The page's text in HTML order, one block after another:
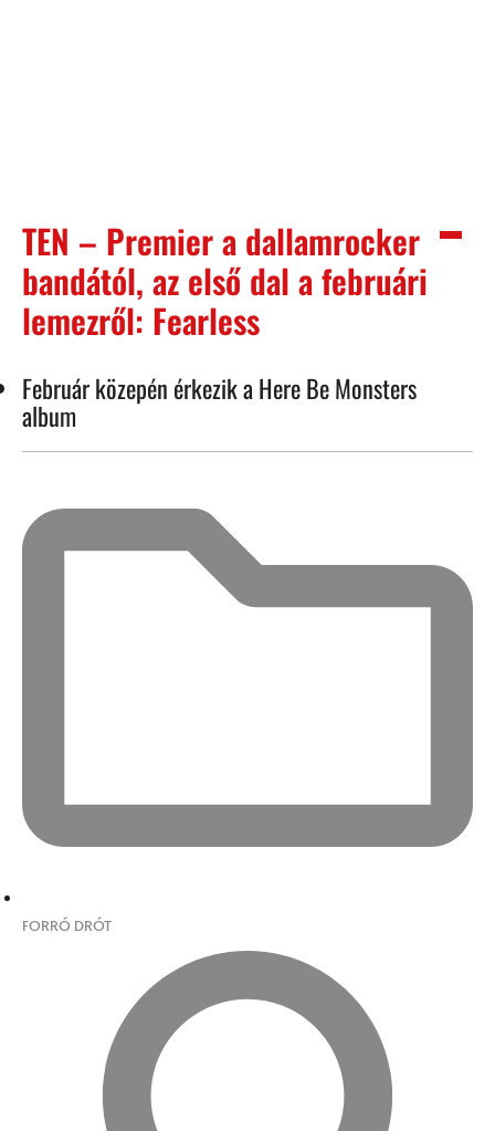
TEN – Premier a dallamrocker
bandától, az első dal a februári
lemezről: Fearless
Február közepén érkezik a Here Be Monsters
album
FORRÓ DRÓT